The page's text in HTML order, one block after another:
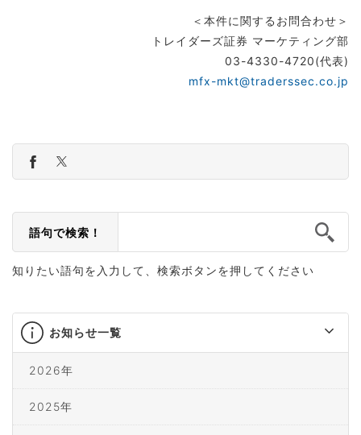
＜本件に関するお問合わせ＞
トレイダーズ証券 マーケティング部
03-4330-4720(代表)
mfx-mkt@traderssec.co.jp
語句で検索！
知りたい語句を入力して、検索ボタンを押してください
お知らせ一覧
2026年
2025年